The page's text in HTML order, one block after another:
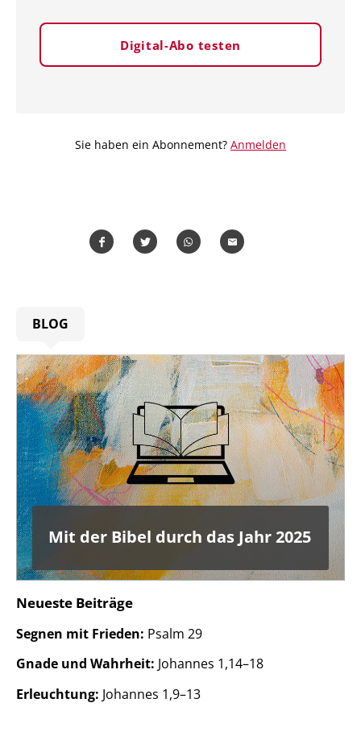
Digital-Abo testen
Sie haben ein Abonnement? Anmelden
BLOG
Mit der Bibel durch das Jahr 2025
Neueste Beiträge
Segnen mit Frieden: Psalm 29
Gnade und Wahrheit: Johannes 1,14–18
Erleuchtung: Johannes 1,9–13